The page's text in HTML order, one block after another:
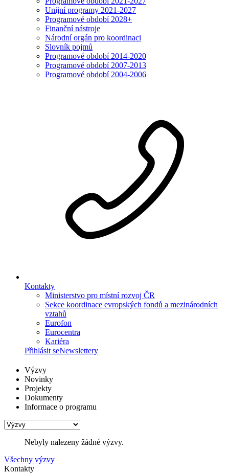
Unijní programy 2021-2027
Programové období 2028+
Finanční nástroje
Národní orgán pro koordinaci
Slovník pojmů
Programové období 2014-2020
Programové období 2007-2013
Programové období 2004-2006
Kontakty
Ministerstvo pro místní rozvoj ČR
Sekce koordinace evropských fondů a mezinárodních
vztahů
Eurofon
Eurocentra
Kariéra
Přihlásit seNewslettery
Výzvy
Novinky
Projekty
Dokumenty
Informace o programu
Nebyly nalezeny žádné výzvy.
Všechny výzvy
Kontakty